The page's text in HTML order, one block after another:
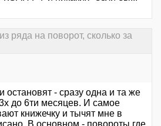
ряда на поворот, сколько за
остановят - сразу одна и та же
до 6ти месяцев. И самое
книжечку и тычят мне в
В основном - повороты где